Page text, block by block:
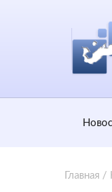
Главная /